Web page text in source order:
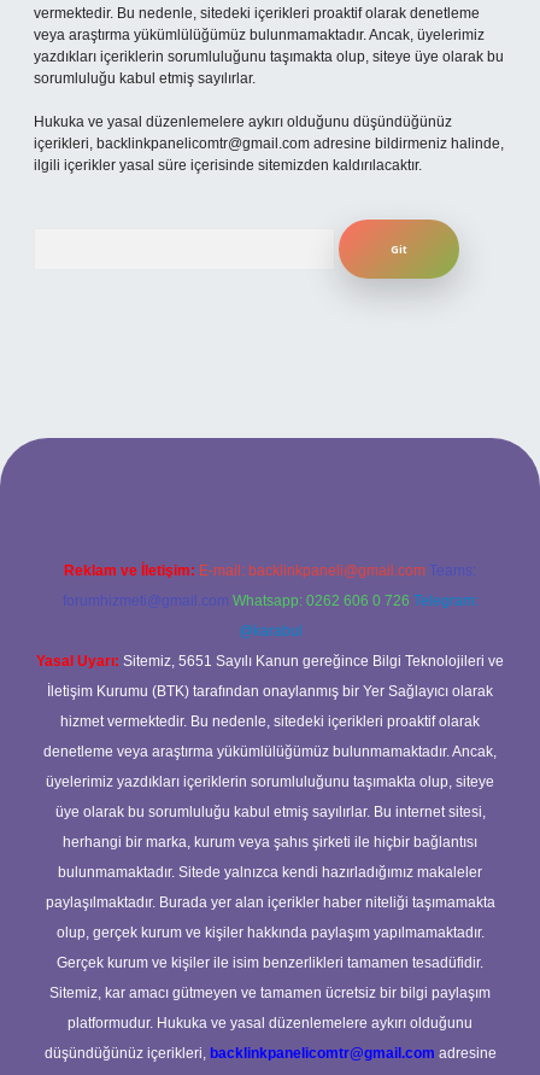
vermektedir. Bu nedenle, sitedeki içerikleri proaktif olarak denetleme
veya araştırma yükümlülüğümüz bulunmamaktadır. Ancak, üyelerimiz
yazdıkları içeriklerin sorumluluğunu taşımakta olup, siteye üye olarak bu
sorumluluğu kabul etmiş sayılırlar.
Hukuka ve yasal düzenlemelere aykırı olduğunu düşündüğünüz
içerikleri, backlinkpanelicomtr@gmail.com adresine bildirmeniz halinde,
ilgili içerikler yasal süre içerisinde sitemizden kaldırılacaktır.
yeni giriş adresi
Reklam ve İletişim: E-mail: backlinkpaneli@gmail.com Teams:
forumhizmeti@gmail.com Whatsapp: 0262 606 0 726 Telegram:
@karabul
Yasal Uyarı: Sitemiz, 5651 Sayılı Kanun gereğince Bilgi Teknolojileri ve
İletişim Kurumu (BTK) tarafından onaylanmış bir Yer Sağlayıcı olarak
hizmet vermektedir. Bu nedenle, sitedeki içerikleri proaktif olarak
denetleme veya araştırma yükümlülüğümüz bulunmamaktadır. Ancak,
üyelerimiz yazdıkları içeriklerin sorumluluğunu taşımakta olup, siteye
üye olarak bu sorumluluğu kabul etmiş sayılırlar. Bu internet sitesi,
herhangi bir marka, kurum veya şahıs şirketi ile hiçbir bağlantısı
bulunmamaktadır. Sitede yalnızca kendi hazırladığımız makaleler
paylaşılmaktadır. Burada yer alan içerikler haber niteliği taşımamakta
olup, gerçek kurum ve kişiler hakkında paylaşım yapılmamaktadır.
Gerçek kurum ve kişiler ile isim benzerlikleri tamamen tesadüfidir.
Sitemiz, kar amacı gütmeyen ve tamamen ücretsiz bir bilgi paylaşım
platformudur. Hukuka ve yasal düzenlemelere aykırı olduğunu
düşündüğünüz içerikleri, backlinkpanelicomtr@gmail.com adresine